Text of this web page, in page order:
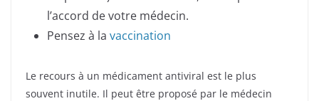
l’accord de votre médecin.
Pensez à la vaccination
Le recours à un médicament antiviral est le plus
souvent inutile. Il peut être proposé par le médecin